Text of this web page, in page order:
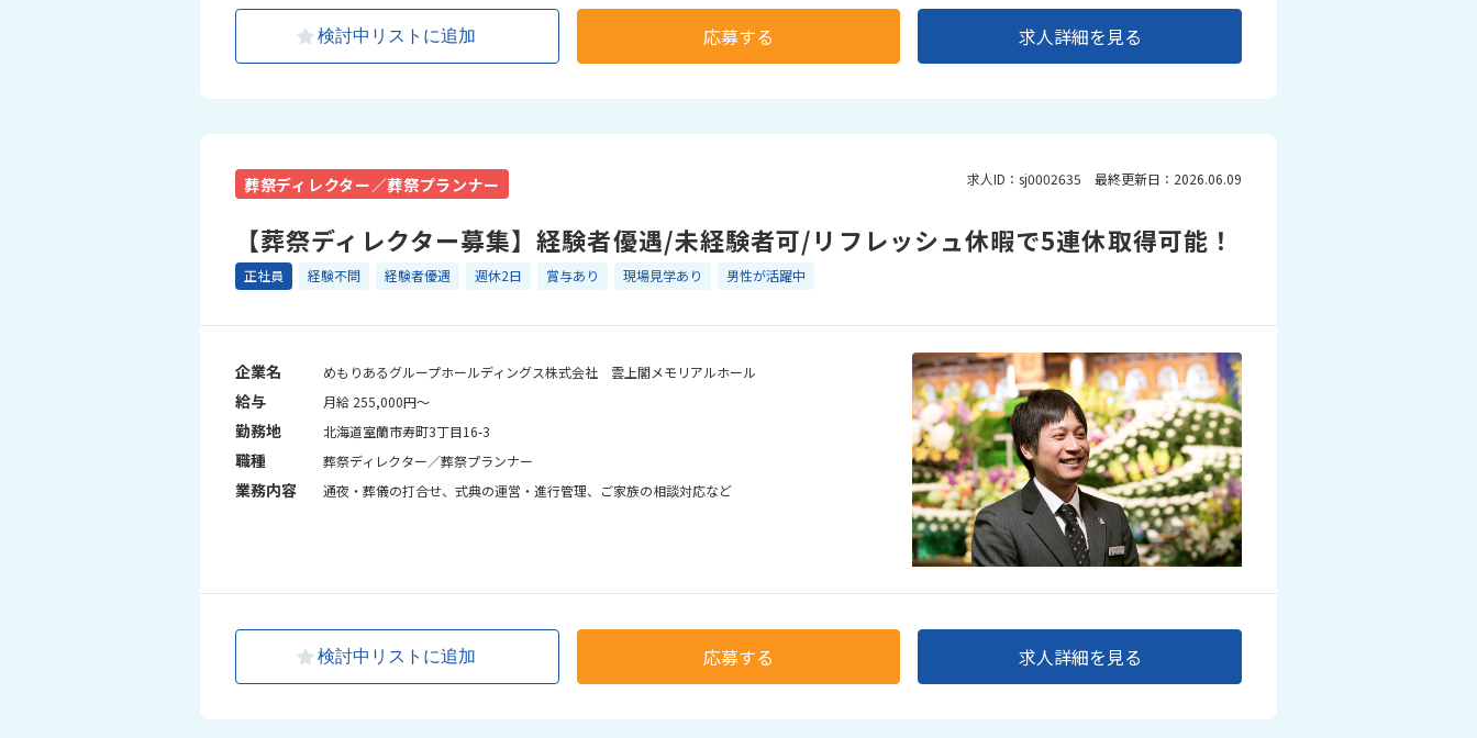
検討中リストに追加 応募する 求人詳細を見る
葬祭ディレクター／葬祭プランナー 求人ID：sj0002635 最終更新日：2026.06.09
【葬祭ディレクター募集】経験者優遇/未経験者可/リフレッシュ休暇で5連休取得可能！
正社員 経験不問 経験者優遇 週休2日 賞与あり 現場見学あり 男性が活躍中
企業名 めもりあるグループホールディングス株式会社 雲上閣メモリアルホール
給与 月給 255,000円～
勤務地 北海道室蘭市寿町3丁目16-3
職種 葬祭ディレクター／葬祭プランナー
業務内容 通夜・葬儀の打合せ、式典の運営・進行管理、ご家族の相談対応など
検討中リストに追加 応募する 求人詳細を見る